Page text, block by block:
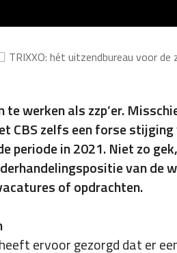
TRIXXO: hét uitzendbureau voor de
werken als zzp’er.
CBS zelfs een forse
periode in 2021. Niet zo
van de
of opdrachten.
ervoor gezorgd dat er